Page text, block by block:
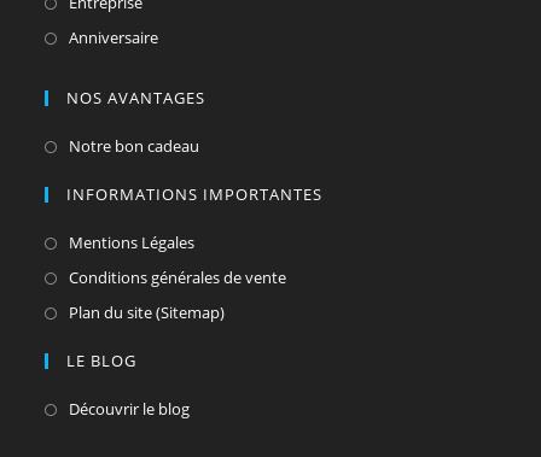
dans
nouvel
AnniversaireS’ouvre
un
onglet
NOS AVANTAGES
Notre bon cadeau
un
INFORMATIONS IMPORTANTES
Mentions LégalesS’ouvre
dans
Conditions générales de venteS’ouvre
Plan du site (Sitemap)S’ouvre
LE BLOG
Découvrir le blogS’ouvre